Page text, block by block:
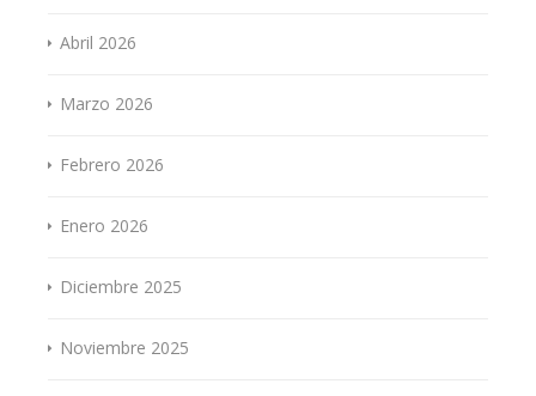
Abril 2026
Marzo 2026
Febrero 2026
Enero 2026
Diciembre 2025
Noviembre 2025